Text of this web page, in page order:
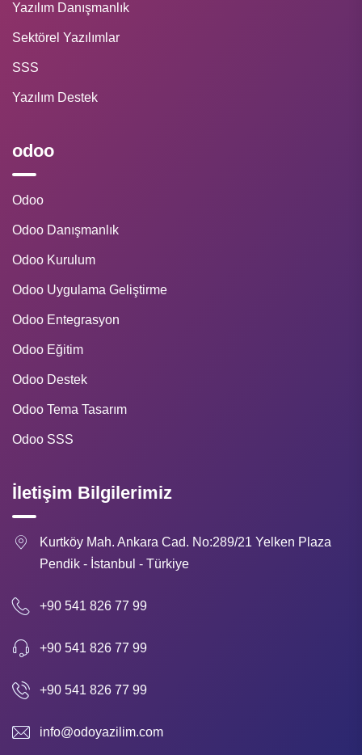
Yazılım Danışmanlık
Sektörel Yazılımlar
SSS
Yazılım Destek
odoo
Odoo
Odoo Danışmanlık
Odoo Kurulum
Odoo Uygulama Geliştirme
Odoo Entegrasyon
Odoo Eğitim
Odoo Destek
Odoo Tema Tasarım
Odoo SSS
İletişim Bilgilerimiz
Kurtköy Mah. Ankara Cad. No:289/21 Yelken Plaza
Pendik - İstanbul - Türkiye
+90 541 826 77 99
+90 541 826 77 99
+90 541 826 77 99
info@odoyazilim.com